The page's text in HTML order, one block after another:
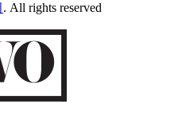
. All rights reserved